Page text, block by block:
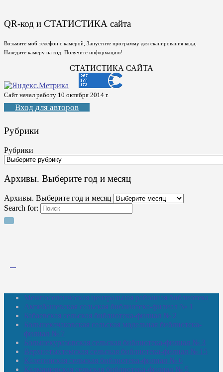
QR-код и СТАТИСТИКА сайта
Возьмите моб телефон с камерой, Запустите программу для сканирования кода,
Наведите камеру на код, Получите информацию!
СТАТИСТИКА САЙТА
Сайт начал работу 10 октября 2014 г.
Вход для авторов
Рубрики
Рубрики
Архивы. Выберите год и месяц
Архивы. Выберите год и месяц
Search for:
Межпоселенческая центральная районная библиотека
Амзибашевская сельская библиотека-филиал № 1
Бабаевская сельская библиотека-филиал № 2
Большекачаковская сельская модельная библиотека-
филиал № 7
Большекуразовская сельская библиотека-филиал № 3
Верхнетыхтемская сельская библиотека-филиал № 15
Калегинская сельская библиотека-филиал № 6
Калмашевская сельская библиотека-филиал № 5